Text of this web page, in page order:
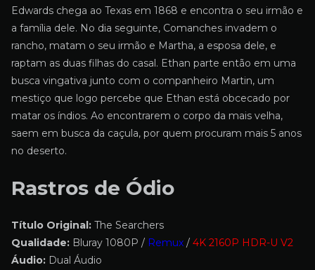
Edwards chega ao Texas em 1868 e encontra o seu irmão e
a família dele. No dia seguinte, Comanches invadem o
rancho, matam o seu irmão e Martha, a esposa dele, e
raptam as duas filhas do casal. Ethan parte então em uma
busca vingativa junto com o companheiro Martin, um
mestiço que logo percebe que Ethan está obcecado por
matar os índios. Ao encontrarem o corpo da mais velha,
saem em busca da caçula, por quem procuram mais 5 anos
no deserto.
Rastros de Ódio
Título Original: The Searchers
Qualidade: Bluray 1080P / Remux / 4K 2160P HDR-U V2
Áudio: Dual Áudio